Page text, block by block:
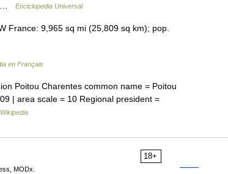
…
Enciclopedia Universal
France: 9,965 sq mi (25,809 sq km); pop.
en Français
Poitou Charentes common name = Poitou
| area scale = 10 Regional president =
Wikipedia
18+
MODx.